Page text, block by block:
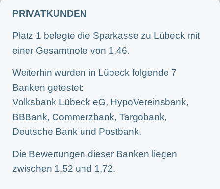
PRIVATKUNDEN
Platz 1 belegte die Sparkasse zu Lübeck mit
einer Gesamtnote von 1,46.
Weiterhin wurden in Lübeck folgende 7
Banken getestet:
Volksbank Lübeck eG, HypoVereinsbank,
BBBank, Commerzbank, Targobank,
Deutsche Bank und Postbank.
Die Bewertungen dieser Banken liegen
zwischen 1,52 und 1,72.